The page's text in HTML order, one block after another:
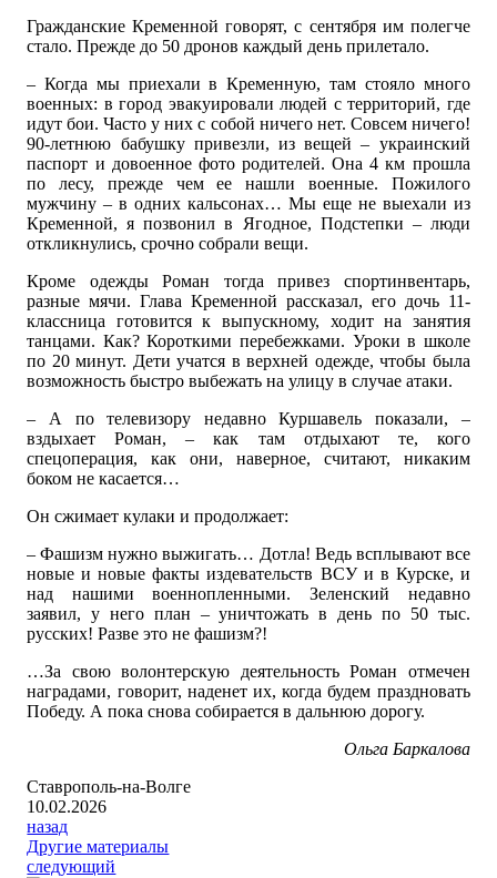
Гражданские Кременной говорят, с сентября им полегче
стало. Прежде до 50 дронов каждый день прилетало.
– Когда мы приехали в Кременную, там стояло много
военных: в город эвакуировали людей с территорий, где
идут бои. Часто у них с собой ничего нет. Совсем ничего!
90-летнюю бабушку привезли, из вещей – украинский
паспорт и довоенное фото родителей. Она 4 км прошла
по лесу, прежде чем ее нашли военные. Пожилого
мужчину – в одних кальсонах… Мы еще не выехали из
Кременной, я позвонил в Ягодное, Подстепки – люди
откликнулись, срочно собрали вещи.
Кроме одежды Роман тогда привез спортинвентарь,
разные мячи. Глава Кременной рассказал, его дочь 11-
классница готовится к выпускному, ходит на занятия
танцами. Как? Короткими перебежками. Уроки в школе
по 20 минут. Дети учатся в верхней одежде, чтобы была
возможность быстро выбежать на улицу в случае атаки.
– А по телевизору недавно Куршавель показали, –
вздыхает Роман, – как там отдыхают те, кого
спецоперация, как они, наверное, считают, никаким
боком не касается…
Он сжимает кулаки и продолжает:
– Фашизм нужно выжигать… Дотла! Ведь всплывают все
новые и новые факты издевательств ВСУ и в Курске, и
над нашими военнопленными. Зеленский недавно
заявил, у него план – уничтожать в день по 50 тыс.
русских! Разве это не фашизм?!
…За свою волонтерскую деятельность Роман отмечен
наградами, говорит, наденет их, когда будем праздновать
Победу. А пока снова собирается в дальнюю дорогу.
Ольга Баркалова
Ставрополь-на-Волге
10.02.2026
назад
Другие материалы
следующий